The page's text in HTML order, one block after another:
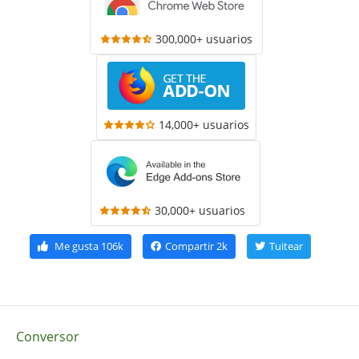
300,000+ usuarios
14,000+ usuarios
30,000+ usuarios
Me gusta106k Compartir2k Tuitear
Conversor